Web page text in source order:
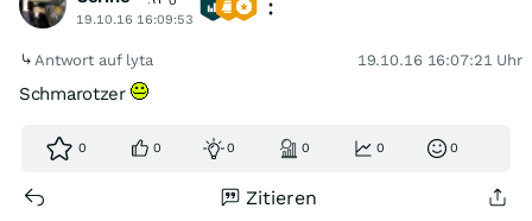
19.10.16 16:09:53
Antwort auf lyta 19.10.16 16:07:21 Uhr
Schmarotzer
0 0 0 0 0 0
Zitieren